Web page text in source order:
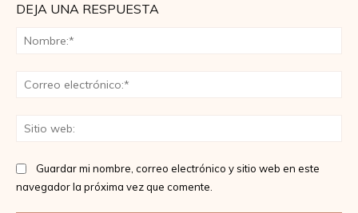
DEJA UNA RESPUESTA
Guardar mi nombre, correo electrónico y sitio web en este
navegador la próxima vez que comente.